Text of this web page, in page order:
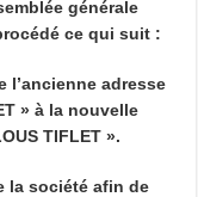
générale
ce qui suit :
l’ancienne adresse
» à la nouvelle
TIFLET ».
la société afin de